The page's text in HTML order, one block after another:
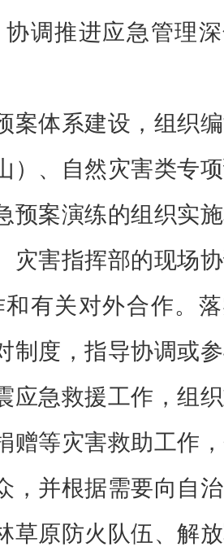
调推进应急管理
案体系建设，组织
）、自然灾害类专
预案演练的组织实
灾害指挥部的现场
有关对外合作。
制度，指导协调或
应急救援工作，组
赠等灾害救助工作
，并根据需要向自
草原防火队伍、解